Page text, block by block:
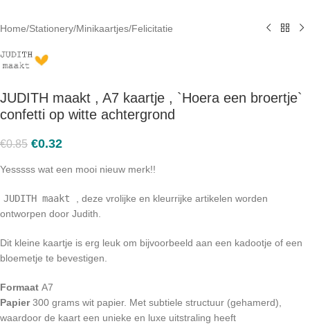
Home/Stationery/Minikaartjes/Felicitatie
JUDITH maakt , A7 kaartje , `Hoera een broertje`
confetti op witte achtergrond
€0.85 €0.32
Yesssss wat een mooi nieuw merk!!
JUDITH maakt
, deze vrolijke en kleurrijke artikelen worden
ontworpen door Judith.
Dit kleine kaartje is erg leuk om bijvoorbeeld aan een kadootje of een
bloemetje te bevestigen.
Formaat A7
Papier300 grams wit papier. Met subtiele structuur (gehamerd),
waardoor de kaart een unieke en luxe uitstraling heeft